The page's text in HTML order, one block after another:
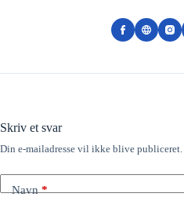
Skriv et svar
Din e-mailadresse vil ikke blive publiceret.
Navn*